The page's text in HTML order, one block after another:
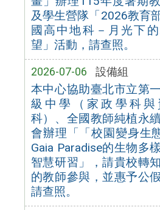
及學生營隊「2026教育
國高中地科－月光下
望」活動，請查照。
2026-07-06 設備組
本中心協助臺北市立第
級中學（家政學科與
科）、全國教師純植永
會辦理「「校園變身生
Gaia Paradise的生物多
智慧研習」，請貴校轉
的教師參與，並惠予公
請查照。